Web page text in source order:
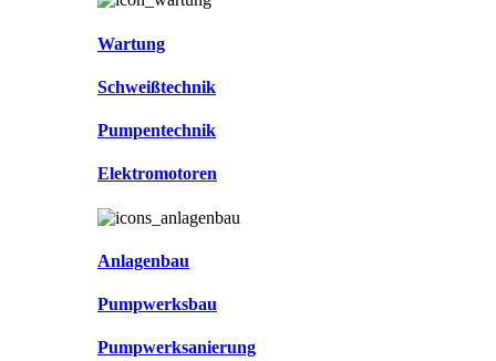
Wartung
Schweißtechnik
Pumpentechnik
Elektromotoren
Anlagenbau
Pumpwerksbau
Pumpwerksanierung